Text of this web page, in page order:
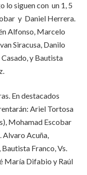
lo siguen con un 1, 5
y Daniel Herrera.
Alfonso, Marcelo
Siracusa, Danilo
y Bautista
En destacados
Ariel Tortosa
Mohamad Escobar
Alvaro Acuña,
Franco, Vs.
María Difabio y Raúl